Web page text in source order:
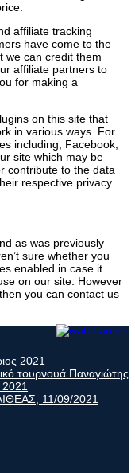
affiliate tracking
have come to the
we can credit them
affiliate partners to
for making a
on this site that
in various ways. For
including; Facebook,
site which may be
contribute to the data
respective privacy
as was previously
sure whether you
enabled in case it
on our site. However
you can contact us
2021
τουρνουά Παναγιώτης
11/09/2021